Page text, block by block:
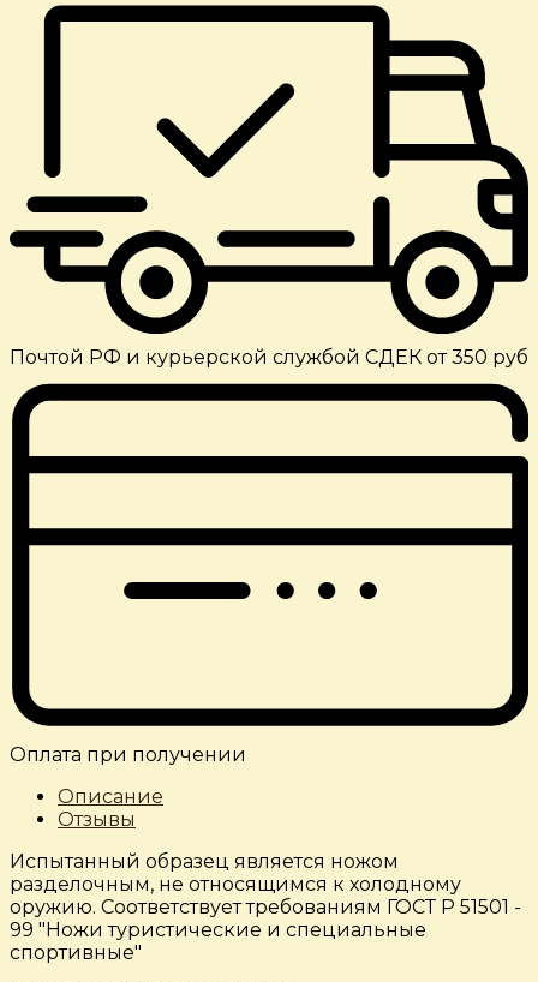
Почтой РФ и курьерской службой СДЕК от 350 руб
Оплата при получении
Описание
Отзывы
Испытанный образец является ножом
разделочным, не относящимся к холодному
оружию. Соответствует требованиям ГОСТ Р 51501 -
99 "Ножи туристические и специальные
спортивные"